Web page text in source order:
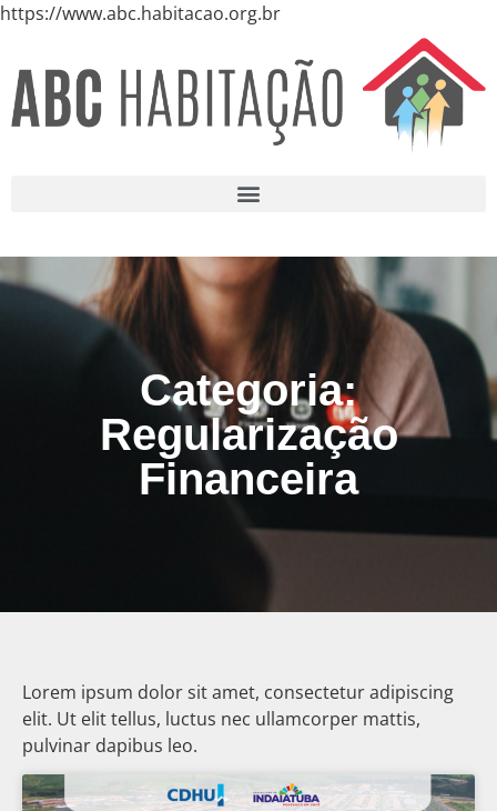
https://www.abc.habitacao.org.br
Categoria:
Regularização
Financeira
Lorem ipsum dolor sit amet, consectetur adipiscing
elit. Ut elit tellus, luctus nec ullamcorper mattis,
pulvinar dapibus leo.